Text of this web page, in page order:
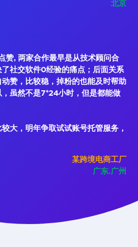
北京
赞, 两家合作最早是从技术顾问合
社交软件0经验的痛点；后面关系
赞，比较稳，掉粉的也能及时帮助
虽然不是7*24小时，但是都能做
大，明年争取试试账号托管服务，
某跨境电商工厂
广东.广州